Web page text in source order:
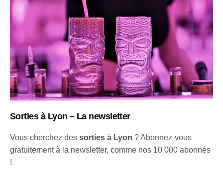
Sorties à Lyon – La newsletter
Vous cherchez dessorties à Lyon ? Abonnez-vous
gratuitement à la newsletter, comme nos 10 000 abonnés
!